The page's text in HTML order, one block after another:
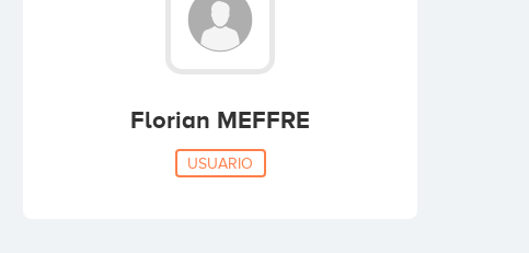
Florian MEFFRE
USUARIO